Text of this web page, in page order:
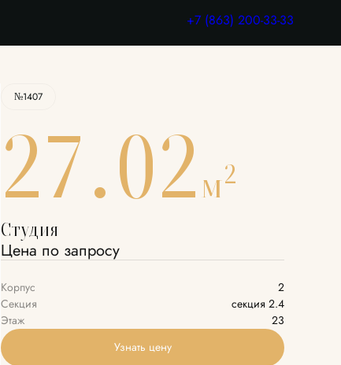
+7 (863) 200-33-33
Узнать цену
№1407
27.02м2
Студия
Цена по запросу
Корпус
2
Секция
секция 2.4
Этаж
23
Узнать цену